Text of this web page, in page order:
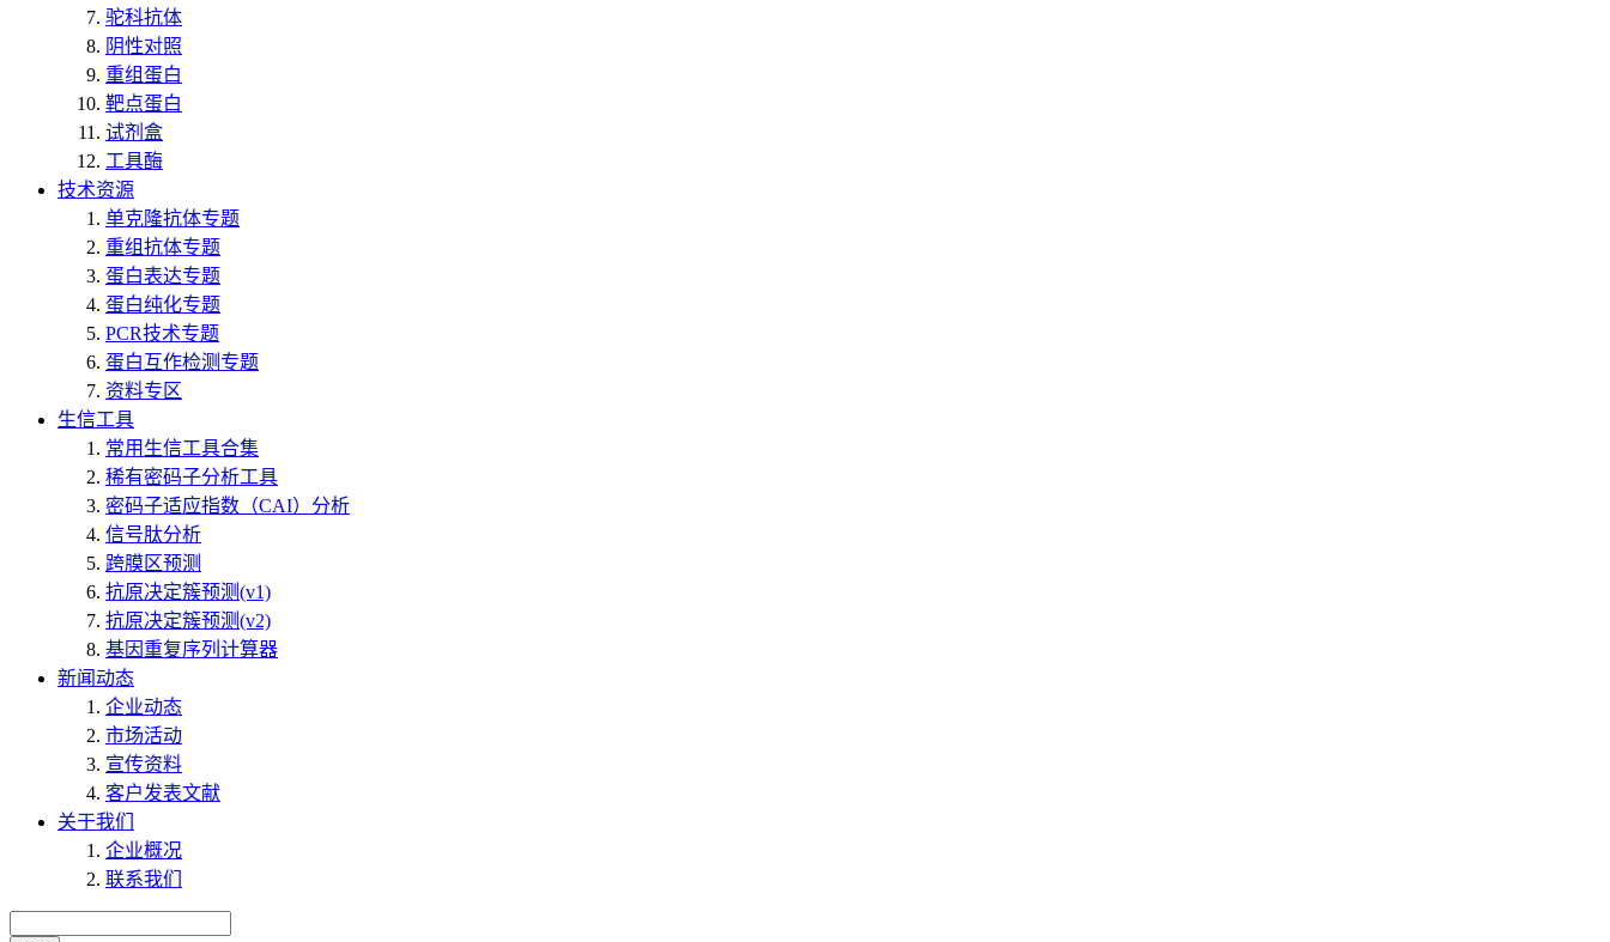
驼科抗体
阴性对照
重组蛋白
靶点蛋白
试剂盒
工具酶
技术资源
单克隆抗体专题
重组抗体专题
蛋白表达专题
蛋白纯化专题
PCR技术专题
蛋白互作检测专题
资料专区
生信工具
常用生信工具合集
稀有密码子分析工具
密码子适应指数（CAI）分析
信号肽分析
跨膜区预测
抗原决定簇预测(v1)
抗原决定簇预测(v2)
基因重复序列计算器
新闻动态
企业动态
市场活动
宣传资料
客户发表文献
关于我们
企业概况
联系我们